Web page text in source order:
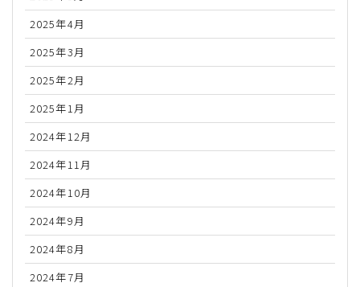
2025年4月
2025年3月
2025年2月
2025年1月
2024年12月
2024年11月
2024年10月
2024年9月
2024年8月
2024年7月